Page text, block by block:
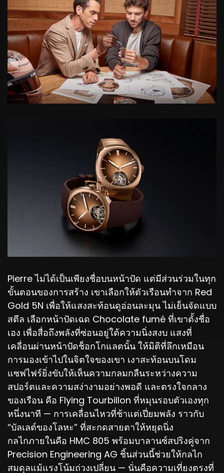
Pierre ไม่ได้เป็นเพียงชื่อบนหน้าปัด แต่มีส่วนร่วมในทุก
ขั้นตอนของการสร้าง เขาเลือกให้ตัวเรือนทำจาก Red
Gold 5N เพื่อให้แสงสะท้อนดูอ่อนละมุน ไม่เย็นจัดแบบ
สตีล เลือกหน้าปัดเฉด Chocolate fumé ที่เขาตั้งชื่อ
เอง เพื่อสื่อถึงพลังที่ซ่อนอยู่ใต้ความนิ่งสงบ แสงที่
เคลื่อนผ่านหน้าปัดช็อกโกแลตนั้น ให้มิติที่ลึกเหมือน
การมองเข้าไปในจิตใจของเขา เงาสะท้อนบนโดม
แซฟไฟร์ยิ่งขับให้เห็นความกลมกลืนระหว่างความ
สปอร์ตและความสง่างามอย่างพอดี และตรงใจกลาง
ของเรือน คือ Flying Tourbillon ที่หมุนรอบตัวเองทุก
หนึ่งนาที — การเคลื่อนไหวที่ช้าแต่เปี่ยมพลัง ราวกับ
“บัลเลต์ของโลหะ” ที่สะกดสายตาให้หยุดนิ่ง
กลไกภายในคือ HMC 805 พร้อมบาลานซ์สปริงคู่จาก
Precision Engineering AG ชิ้นส่วนนี้ช่วยให้กลไก
สมดุลแม้แรงโน้มถ่วงเปลี่ยน — นั่นคือความเที่ยงตรงที่